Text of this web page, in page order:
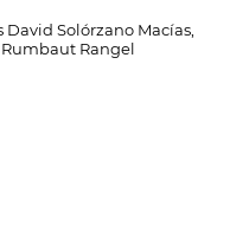
Solórzano Macías,
Rangel